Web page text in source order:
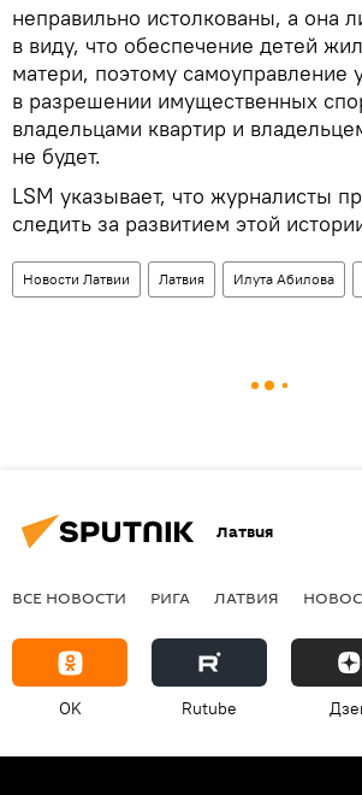
неправильно истолкованы, а она
в виду, что обеспечение детей
матери, поэтому самоуправление
в разрешении имущественных
владельцами квартир и
не будет.
LSM указывает, что журналисты
следить за развитием этой
Новости Латвии Латвия Илута Абилова
Латвия
ВСЕ НОВОСТИ РИГА ЛАТВИЯ
OK Rutube